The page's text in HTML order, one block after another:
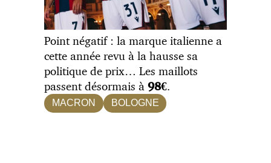
Point négatif : la marque italienne a
cette année revu à la hausse sa
politique de prix… Les maillots
passent désormais à98€.
MACRON BOLOGNE